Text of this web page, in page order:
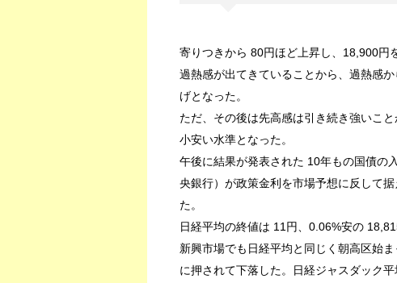
寄りつきから 80円ほど上昇し、18,900円
過熱感が出てきていることから、過熱感
げとなった。
ただ、その後は先高感は引き続き強いこ
小安い水準となった。
午後に結果が発表された 10年もの国債の
央銀行）が政策金利を市場予想に反して
た。
日経平均の終値は 11円、0.06%安の
新興市場でも日経平均と同じく朝高区始
に押されて下落した。日経ジャスダック